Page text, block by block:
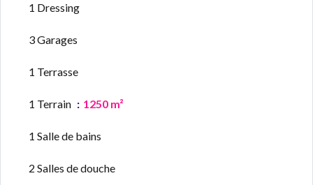
1 Dressing
3 Garages
1 Terrasse
1 Terrain 1250 m²
1 Salle de bains
2 Salles de douche